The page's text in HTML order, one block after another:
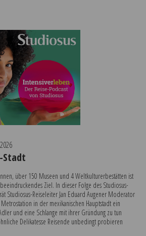
Stadt
über 150 Museen und 4 Weltkulturerbestätten ist
Ziel. In dieser Folge des Studiosus-
Studiosus-Reiseleiter Jan Eduard Augener Moderator
in der mexikanischen Hauptstadt ein
und eine Schlange mit ihrer Gründung zu tun
Delikatesse Reisende unbedingt probieren